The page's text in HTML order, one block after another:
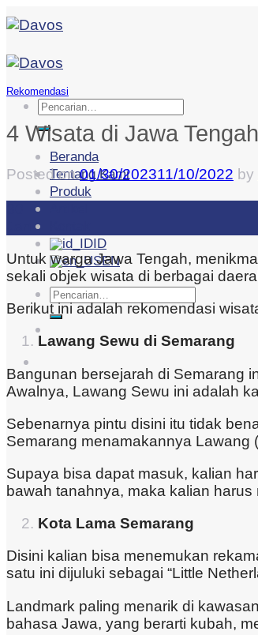
Skip
to
Pencarian
untuk:
Beranda
Tentang Kami
Produk
ID
EN
Pencarian
untuk:
Rekomendasi
4 Wisata di Jawa
Posted on01/30/202311/10/2022 by
Untuk warga Jawa Tengah,
sekali objek wisata di berbagai
Berikut ini adalah rekomendasi
Lawang Sewu di Semarang
Bangunan bersejarah di Semarang
Awalnya, Lawang Sewu ini adalah
Sebenarnya pintu disini itu tidak
Semarang menamakannya Lawang
Supaya bisa dapat masuk, kalian
bawah tanahnya, maka kalian
Kota Lama Semarang
Disini kalian bisa menemukan
satu ini dijuluki sebagai “Little
Landmark paling menarik di
bahasa Jawa, yang berarti kubah,